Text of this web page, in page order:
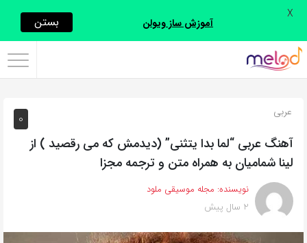
اشتراک
با
روش‌های
زیر
این
صفحه
را
0 عربی
آهنگ عربی “لما بدا يتثنى” (دیدمش که می رقصید ) از
لينا شماميان به همراه متن و ترجمه مجزا
نویسنده: مجله موسیقی ملود
2 سال پیش
آموزش ساز ویولن بستن X